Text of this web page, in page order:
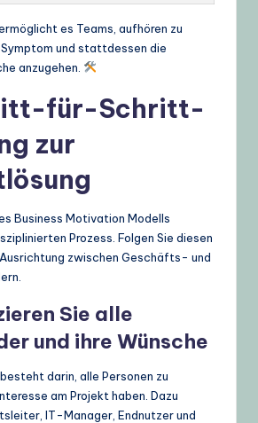
es Teams, aufhören zu
und stattdessen die
anzugehen.
für-Schritt-
zur
Business Motivation Modells
Prozess. Folgen Sie diesen
zwischen Geschäfts- und
Sie alle
und ihre Wünsche
darin, alle Personen zu
am Projekt haben. Dazu
IT-Manager, Endnutzer und